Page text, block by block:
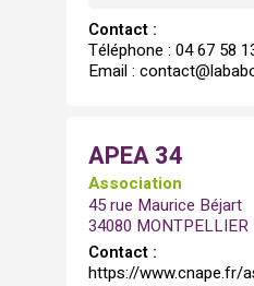
Contact :
Téléphone : 04 67 58
Email :
APEA 34
Association
45 rue Maurice Béjart
34080 MONTPELLIER
Contact :
https://www.cnape.fr/